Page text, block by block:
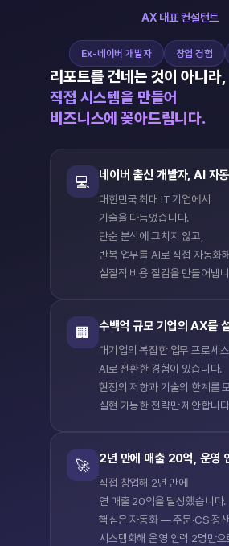
AX 대표 컨설턴트
Ex-네이버 개발자 창업 경험
리포트를 건네는 것이 아니라,
직접 시스템을 만들어
비즈니스에 꽂아드립니다.
💻 네이버 출신 개발자, AI 자
대한민국 최대 IT 기업에서
기술을 다듬었습니다.
단순 분석에 그치지 않고,
반복 업무를 AI로 직접 자동화해
실질적 비용 절감을 만들어냅
🏢 수백억 규모 기업의 AX를
대기업의 복잡한 업무 프로세
AI로 전환한 경험이 있습니다.
현장의 저항과 기술의 한계를
실현 가능한 전략만 제안합니
🚀 2년 만에 매출 20억, 운영
직접 창업해 2년 만에
연 매출 20억을 달성했습니다.
핵심은 자동화 — 주문·CS·정
시스템화해 운영 인력 2명만으